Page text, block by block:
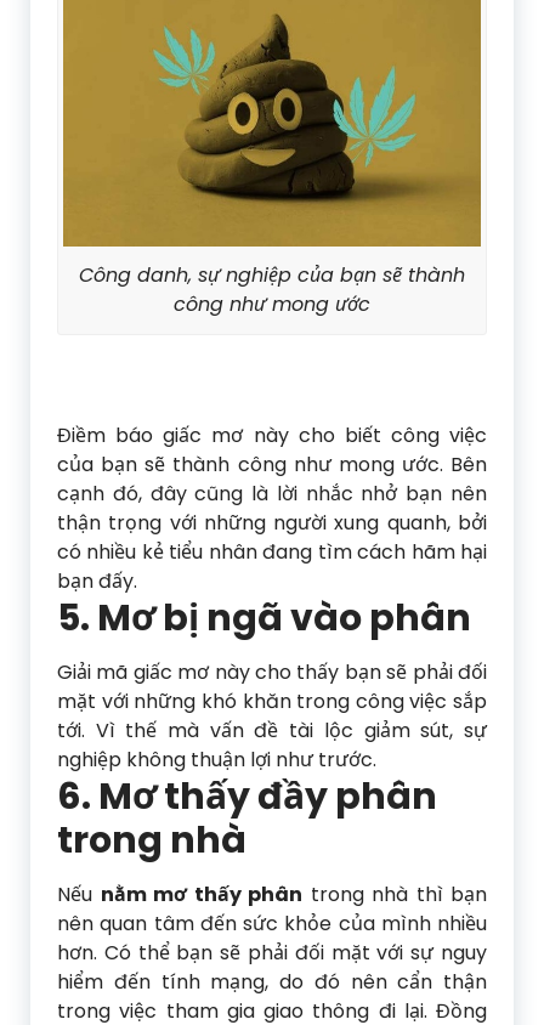
Công danh, sự nghiệp của bạn sẽ thành
công như mong ước
Điềm báo giấc mơ này cho biết công việc
của bạn sẽ thành công như mong ước. Bên
cạnh đó, đây cũng là lời nhắc nhở bạn nên
thận trọng với những người xung quanh, bởi
có nhiều kẻ tiểu nhân đang tìm cách hãm hại
bạn đấy.
5. Mơ bị ngã vào phân
Giải mã giấc mơ này cho thấy bạn sẽ phải đối
mặt với những khó khăn trong công việc sắp
tới. Vì thế mà vấn đề tài lộc giảm sút, sự
nghiệp không thuận lợi như trước.
6. Mơ thấy đầy phân
trong nhà
Nếu nằm mơ thấy phân trong nhà thì bạn
nên quan tâm đến sức khỏe của mình nhiều
hơn. Có thể bạn sẽ phải đối mặt với sự nguy
hiểm đến tính mạng, do đó nên cẩn thận
trong việc tham gia giao thông đi lại. Đồng